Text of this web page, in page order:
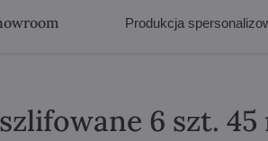
Produkcja
6 szt. 45